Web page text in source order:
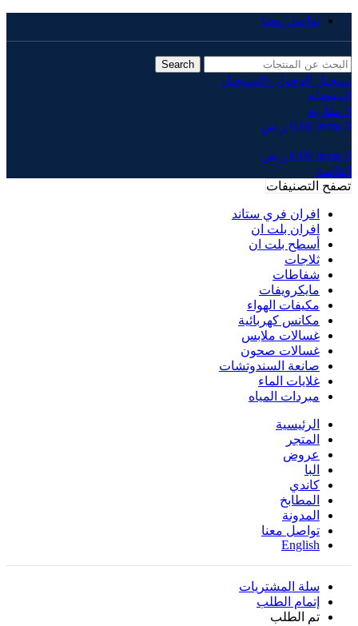
تواصل معنا
Search
تسجيل الدخول / التسجيل
المفضلة
0 مقارنة
0
items
0.00 ر.س
0
items
0.00 ر.س
القائمة
تصفح التصنيفات
افران فري ستاند
افران بلت ان
أسطح بلت ان
ثلاجات
شفاطات
مايكرويفات
مكيفات الهواء
مكانس كهربائية
غسالات ملابس
غسالات صحون
صانعة السندوتشات
غلايات الماء
مبردات المياه
الرئيسية
المتجر
عروض
البا
كاندي
المطابخ
المدونة
تواصل معنا
English
سلة المشتريات
إتمام الطلب
تم الطلب